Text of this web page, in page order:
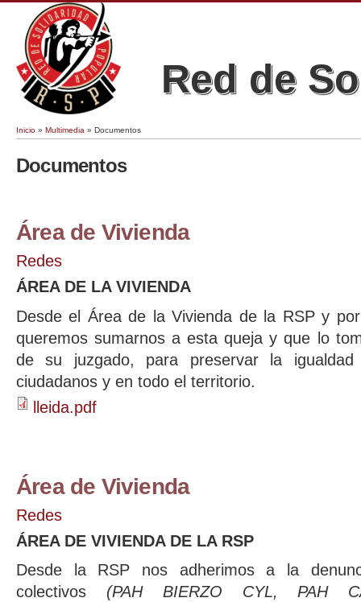
Red de
Se encuentra usted aquí
Inicio » Multimedia » Documentos
Documentos
Área de Vivienda
Redes
ÁREA DE LA VIVIENDA
Desde el Área de la Vivienda de la RSP y
queremos sumarnos a esta queja y que lo
de su juzgado, para preservar la
ciudadanos y en todo el territorio.
lleida.pdf
Área de Vivienda
Redes
ÁREA DE VIVIENDA DE LA RSP
Desde la RSP nos adherimos a la
colectivos (PAH BIERZO CYL, PAH